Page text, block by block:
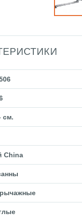
см.
China